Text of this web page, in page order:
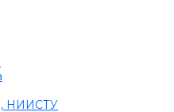
НИИСТУ